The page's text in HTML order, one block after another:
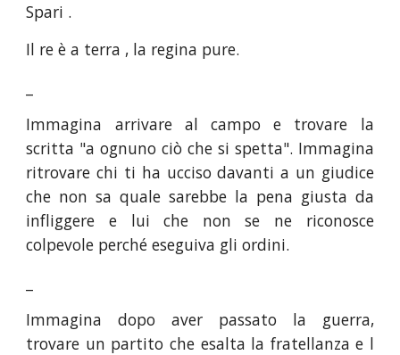
Spari .
Il re è a terra , la regina pure.
Immagina arrivare al campo e trovare la
scritta "a ognuno ciò che si spetta". Immagina
ritrovare chi ti ha ucciso davanti a un giudice
che non sa quale sarebbe la pena giusta da
infliggere e lui che non se ne riconosce
colpevole perché eseguiva gli ordini.
Immagina dopo aver passato la guerra,
trovare un partito che esalta la fratellanza e l